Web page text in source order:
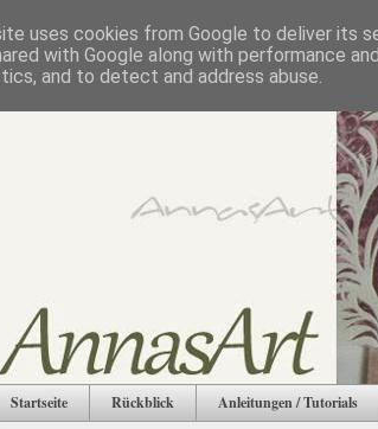
Startseite Rückblick Anleitungen / Tutorials
uses cookies from Google to deliver its
with Google along with performance
and to detect and address abuse.